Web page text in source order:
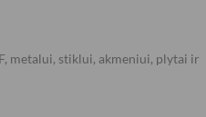
metalui, stiklui, akmeniui, plytai ir